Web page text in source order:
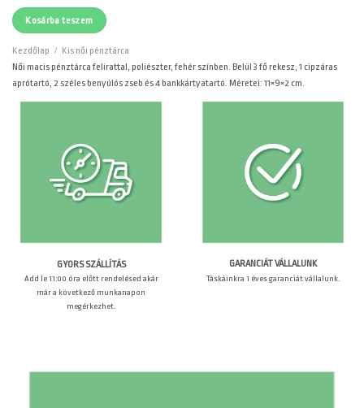
Kosárba teszem
Kezdőlap / Kis női pénztárca
Női macis pénztárca felirattal, poliészter, fehér színben. Belül 3 fő rekesz, 1 cipzáras
aprótartó, 2 széles benyúlós zseb és 4 bankkártyatartó. Méretei: 11×9×2 cm.
GYORS SZÁLLÍTÁS
Add le 11:00 óra előtt rendelésed akár
már a következő munkanapon
megérkezhet.
GARANCIÁT VÁLLALUNK
Táskáinkra 1 éves garanciát vállalunk.